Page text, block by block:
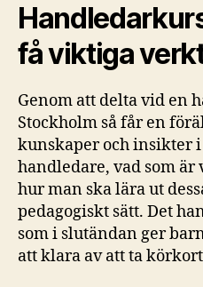
få viktiga
Genom att delta vid en
Stockholm så får en
kunskaper och insikter
handledare, vad som
hur man ska lära ut
pedagogiskt sätt. Det
som i slutändan ger
att klara av att ta